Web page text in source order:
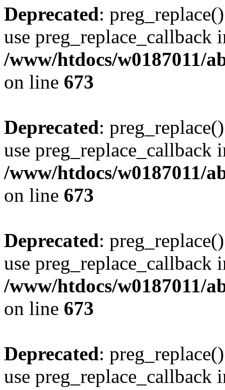
Deprecated:
use preg_replace_callback
/www/htdocs/w0187011/
on line 673
Deprecated:
use preg_replace_callback
/www/htdocs/w0187011/
on line 673
Deprecated:
use preg_replace_callback
/www/htdocs/w0187011/
on line 673
Deprecated:
use preg_replace_callback